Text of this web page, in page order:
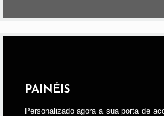
PAINÉIS
Personalizado agora a sua porta de